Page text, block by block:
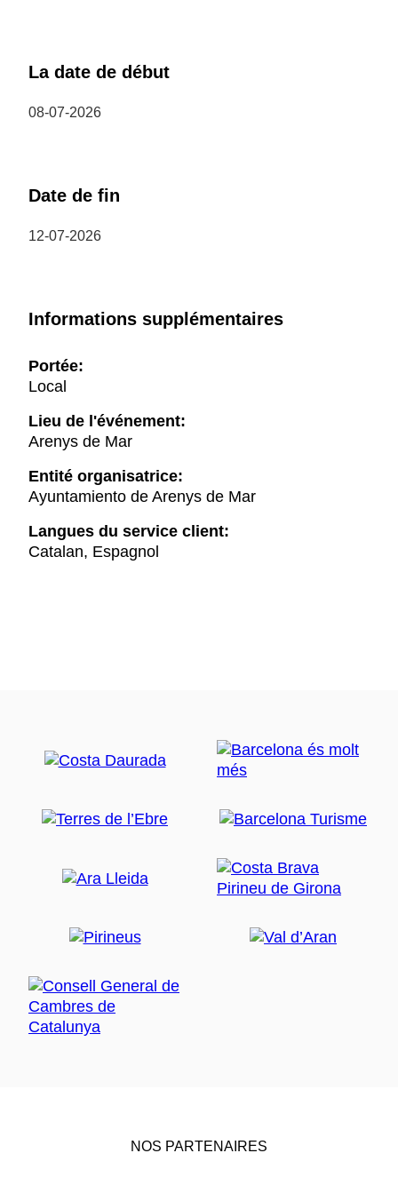
La date de début
08-07-2026
Date de fin
12-07-2026
Informations supplémentaires
Portée:
Local
Lieu de l'événement:
Arenys de Mar
Entité organisatrice:
Ayuntamiento de Arenys de Mar
Langues du service client:
Catalan, Espagnol
NOS PARTENAIRES